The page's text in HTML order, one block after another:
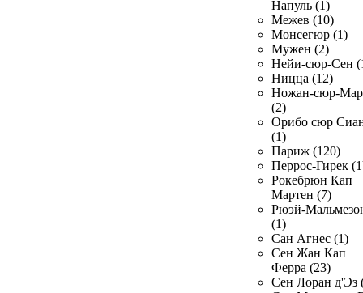
Напуль (1)
Межев (10)
Монсегюр (1)
Мужен (2)
Нейи-сюр-Сен
Ницца (12)
Ножан-сюр-
(2)
Орибо сюр
(1)
Париж (120)
Перрос-Гирек
Рокебрюн Кап
Мартен (7)
Рюэй-
(1)
Сан Агнес (1)
Сен Жан Кап
Ферра (23)
Сен Лоран д'Эз